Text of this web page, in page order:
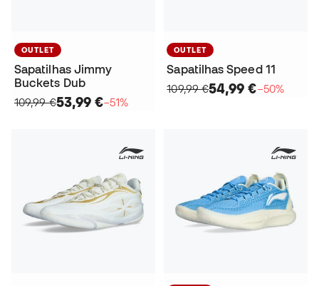
OUTLET
Sapatilhas Jimmy
Buckets Dub
109,99 €53,99 €−51%
OUTLET
Sapatilhas Speed 11
109,99 €54,99 €−50%